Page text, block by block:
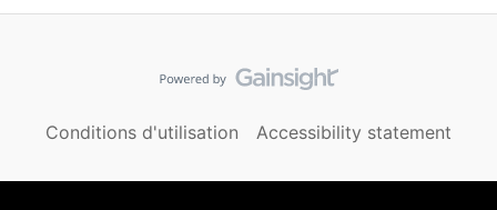
Conditions d'utilisation Accessibility statement